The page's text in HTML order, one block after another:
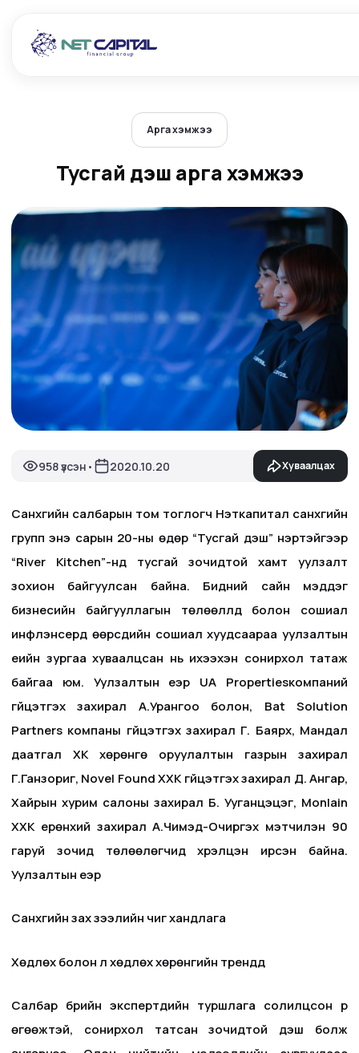
Арга хэмжээ
Тусгай үдэш арга хэмжээ
958 үзсэн • 2020.10.20 Хуваалцах
Санхүүгийн салбарын том тоглогч Нэткапитал санхүүгийн
групп энэ сарын 20-ны өдөр “Тусгай үдэш” нэртэйгээр
“River Kitchen”-нд тусгай зочидтой хамт уулзалт
зохион байгуулсан байна. Бидний сайн мэддэг
бизнесийн байгууллагын төлөөллүүд болон сошиал
инфлүэнсерүүд өөрсдийн сошиал хуудсаараа уулзалтын
үеийн зургаа хуваалцсан нь ихээхэн сонирхол татаж
байгаа юм. Уулзалтын үеэр UA Propertiesкомпаний
гүйцэтгэх захирал А.Урангоо болон, Bat Solution
Partners компаны гүйцэтгэх захирал Г. Баярхүү, Мандал
даатгал ХК хөрөнгө оруулалтын газрын захирал
Г.Ганзориг, Novel Found ХХК гүйцэтгэх захирал Д. Ангар,
Хайрын хурим салоны захирал Б. Ууганцэцэг, Monlain
ХХК ерөнхий захирал А.Чимэд-Очиргэх мэтчилэн 90
гаруй зочид төлөөлөгчид хүрэлцэн ирсэн байна.
Уулзалтын үеэр
Санхүүгийн зах зээлийн чиг хандлага
Хөдлөх болон үл хөдлөх хөрөнгийн трендүүд
Салбар бүрийн экспертүүдийн туршлага солилцсон үр
өгөөжтэй, сонирхол татсан зочидтой үдэш болж